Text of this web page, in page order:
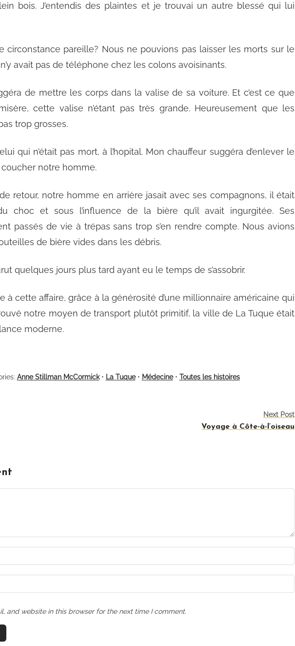
bois. J’entendis des plaintes et je trouvai un autre blessé qui lui
circonstance pareille? Nous ne pouvions pas laisser les morts sur le
avait pas de téléphone chez les colons avoisinants.
de mettre les corps dans la valise de sa voiture. Et c’est ce que
cette valise n’étant pas très grande. Heureusement que les
trop grosses.
qui n’était pas mort, à l’hopital. Mon chauffeur suggéra d’enlever le
coucher notre homme.
retour, notre homme en arrière jasait avec ses compagnons, il était
choc et sous l’influence de la bière qu’il avait ingurgitée. Ses
passés de vie à trépas sans trop s’en rendre compte. Nous avions
de bière vides dans les débris.
quelques jours plus tard ayant eu le temps de s’assobrir.
à cette affaire, grâce à la générosité d’une millionnaire américaine qui
notre moyen de transport plutôt primitif, la ville de La Tuque était
moderne.
Anne Stillman McCormick• La Tuque• Médecine• Toutes les histoires
Next Post
Voyage à Côte-à-l’oiseau
and website in this browser for the next time I comment.